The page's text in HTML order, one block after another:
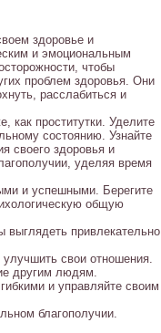
здоровье и
и эмоциональным
чтобы
проблем здоровья. Они
расслабиться и
как проститутки. Уделите
состоянию. Узнайте
своего здоровья и
уделяя время
и успешными. Берегите
общую
выглядеть привлекательно
свои отношения.
другим людям.
и управляйте своим
благополучии.